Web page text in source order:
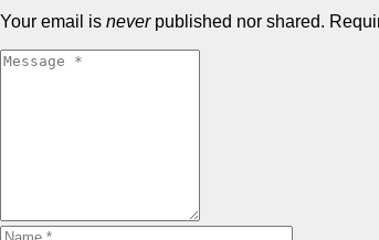
Your email is neverpublished nor shared.